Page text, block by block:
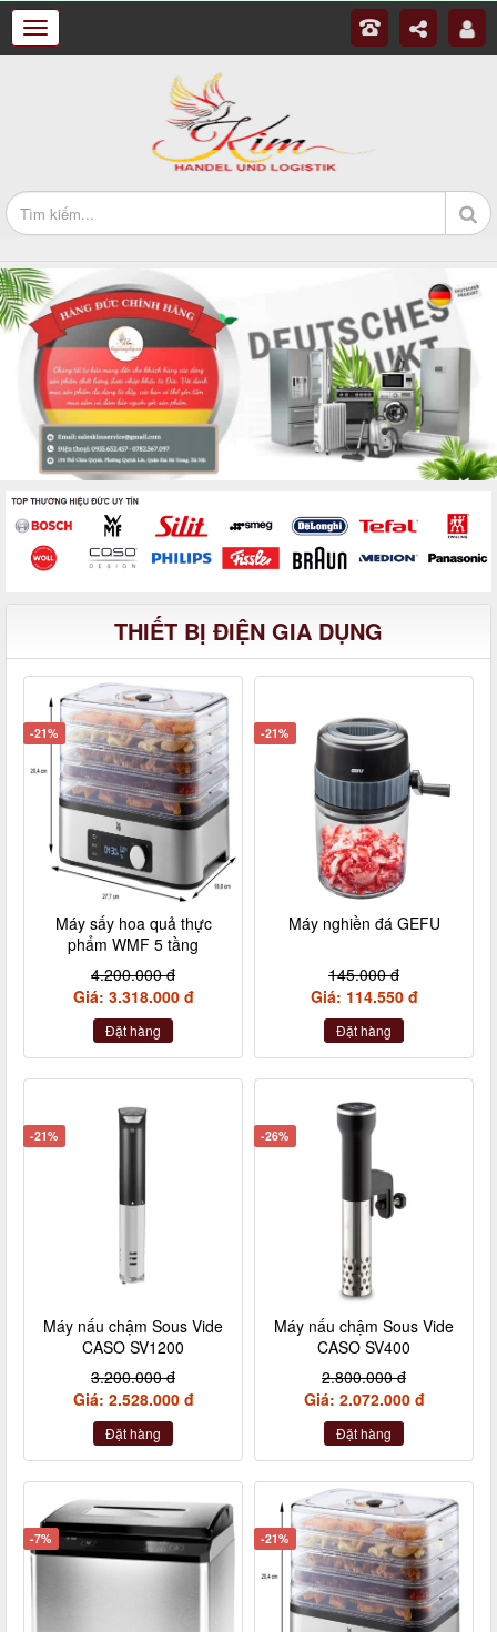
THIẾT BỊ ĐIỆN GIA DỤNG
-21%
Máy sấy hoa quả thực
phẩm WMF 5 tầng
4.200.000 đ
Giá: 3.318.000 đ
Đặt hàng
-21%
Máy nghiền đá GEFU
145.000 đ
Giá: 114.550 đ
Đặt hàng
-21%
Máy nấu chậm Sous Vide
CASO SV1200
3.200.000 đ
Giá: 2.528.000 đ
Đặt hàng
-26%
Máy nấu chậm Sous Vide
CASO SV400
2.800.000 đ
Giá: 2.072.000 đ
Đặt hàng
-7% -21%